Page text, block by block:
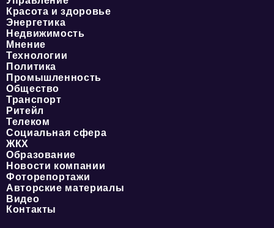
Красота и здоровье
Энергетика
Недвижимость
Мнение
Технологии
Политика
Промышленность
Общество
Транспорт
Ритейл
Телеком
Социальная сфера
ЖКХ
Образование
Новости компании
Фоторепортажи
Авторские материалы
Видео
Контакты